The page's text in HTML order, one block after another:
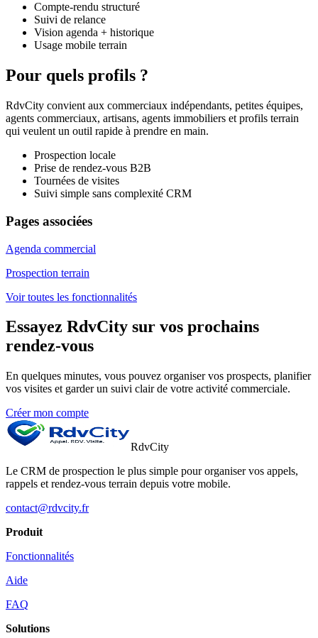
Compte-rendu structuré
Suivi de relance
Vision agenda + historique
Usage mobile terrain
Pour quels profils ?
RdvCity convient aux commerciaux indépendants, petites équipes,
agents commerciaux, artisans, agents immobiliers et profils terrain
qui veulent un outil rapide à prendre en main.
Prospection locale
Prise de rendez-vous B2B
Tournées de visites
Suivi simple sans complexité CRM
Pages associées
Agenda commercial
Prospection terrain
Voir toutes les fonctionnalités
Essayez RdvCity sur vos prochains
rendez-vous
En quelques minutes, vous pouvez organiser vos prospects, planifier
vos visites et garder un suivi clair de votre activité commerciale.
Créer mon compte
RdvCity
Le CRM de prospection le plus simple pour organiser vos appels,
rappels et rendez-vous terrain depuis votre mobile.
contact@rdvcity.fr
Produit
Fonctionnalités
Aide
FAQ
Solutions